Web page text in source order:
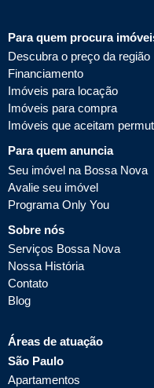
Para quem procura
Descubra o preço da região
Financiamento
Imóveis para locação
Imóveis para compra
Imóveis que aceitam
Para quem anuncia
Seu imóvel na Bossa Nova
Avalie seu imóvel
Programa Only You
Sobre nós
Serviços Bossa Nova
Nossa História
Contato
Blog
Áreas de atuação
São Paulo
Apartamentos